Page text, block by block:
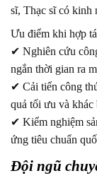
sĩ, Thạc sĩ có kinh
Ưu điểm khi hợp
✔ Nghiên cứu
ngắn thời gian ra
✔ Cải tiến công
quả tối ưu và khác
✔ Kiểm nghiệm
ứng tiêu chuẩn
Đội ngũ